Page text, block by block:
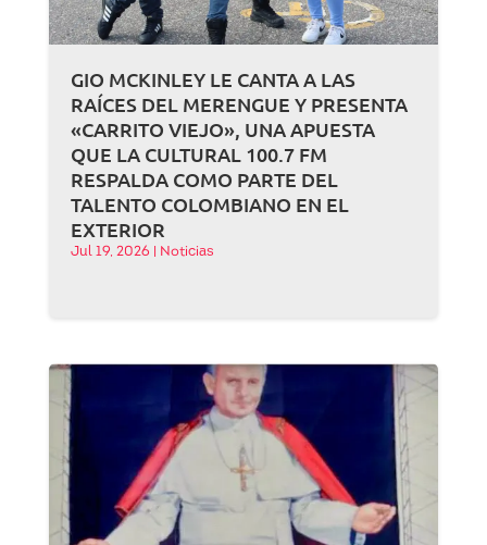
GIO MCKINLEY LE CANTA A LAS
RAÍCES DEL MERENGUE Y PRESENTA
«CARRITO VIEJO», UNA APUESTA
QUE LA CULTURAL 100.7 FM
RESPALDA COMO PARTE DEL
TALENTO COLOMBIANO EN EL
EXTERIOR
Jul 19, 2026 Noticias